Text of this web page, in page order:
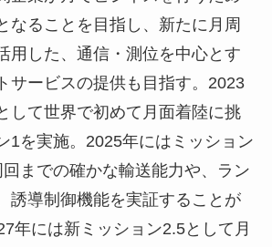
なることを目指し、新たに月周
用した、通信・測位を中心とす
サービスの提供も目指す。2023
して世界で初めて月面着陸に挑
1を実施。2025年にはミッション
までの確かな輸送能力や、ラン
誘導制御機能を実証することが
年には新ミッション2.5として月